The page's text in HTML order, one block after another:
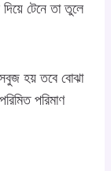
টেনে তা তুলে
সবুজ হয় তবে বোঝা
পরিমাণ